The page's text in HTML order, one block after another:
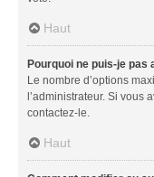
Haut
Pourquoi ne puis-je pas
Le nombre d’options
l’administrateur. Si vous
contactez-le.
Haut